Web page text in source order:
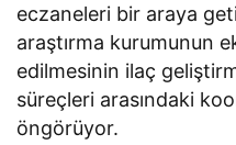
eczaneleri bir araya
araştırma kurumunun
edilmesinin ilaç
süreçleri arasındaki
öngörüyor.